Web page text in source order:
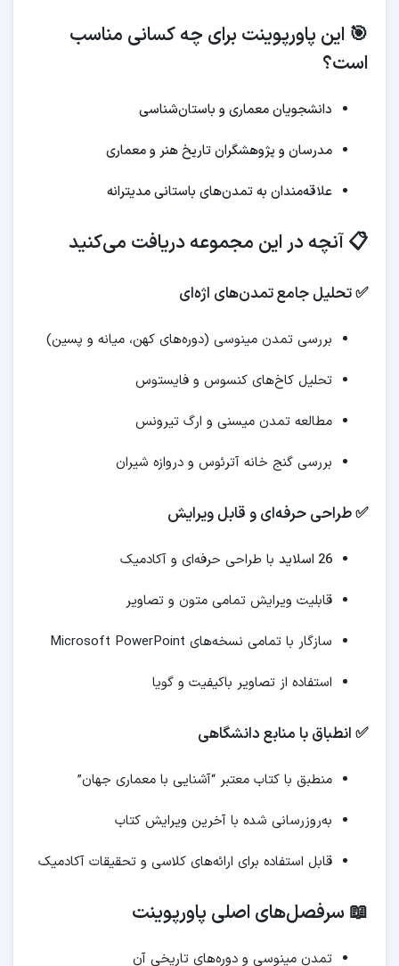
🎯 این پاورپوینت برای چه کسانی مناسب
است؟
دانشجویان معماری و باستان‌شناسی
مدرسان و پژوهشگران تاریخ هنر و معماری
علاقه‌مندان به تمدن‌های باستانی مدیترانه
📋 آنچه در این مجموعه دریافت می‌کنید
✅ تحلیل جامع تمدن‌های اژه‌ای
بررسی تمدن مینوسی (دوره‌های کهن، میانه و پسین)
تحلیل کاخ‌های کنسوس و فایستوس
مطالعه تمدن میسنی و ارگ تیرونس
بررسی گنج خانه آترئوس و دروازه شیران
✅ طراحی حرفه‌ای و قابل ویرایش
26 اسلاید
با طراحی حرفه‌ای و آکادمیک
قابلیت ویرایش تمامی متون و تصاویر
سازگار با تمامی نسخه‌های Microsoft PowerPoint
استفاده از تصاویر باکیفیت و گویا
✅ انطباق با منابع دانشگاهی
منطبق با کتاب معتبر “آشنایی با معماری جهان”
به‌روزرسانی شده با آخرین ویرایش کتاب
قابل استفاده برای ارائه‌های کلاسی و تحقیقات آکادمیک
📖 سرفصل‌های اصلی پاورپوینت
تمدن مینوسی و دوره‌های تاریخی آن